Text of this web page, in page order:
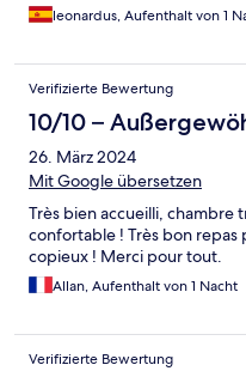
leonardus, Aufenthalt von 1
Verifizierte Bewertung
10/10 –
26. März 2024
Mit Google übersetzen
Très bien accueilli, chambre
confortable ! Très bon repas
copieux ! Merci pour tout.
Allan, Aufenthalt von 1 Nacht
Verifizierte Bewertung